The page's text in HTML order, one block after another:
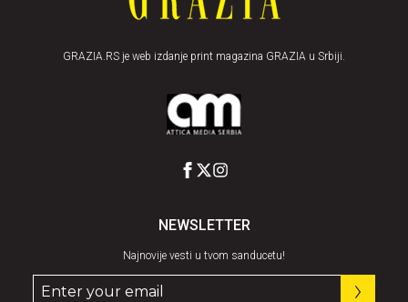
GRAZIA.RS je web izdanje print magazina GRAZIA u Srbiji.
NEWSLETTER
Najnovije vesti u tvom sanducetu!